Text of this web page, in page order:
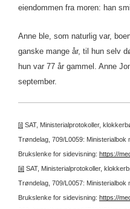
eiendommen fra moren: han
Anne ble, som naturlig var,
ganske mange år, til hun selv
hun var 77 år gammel. Anne
september.
[i] SAT, Ministerialprotokoller,
Trøndelag, 709/L0059: Ministerialbok
Brukslenke for sidevisning: https://
[ii] SAT, Ministerialprotokoller,
Trøndelag, 709/L0057: Ministerialbok
Brukslenke for sidevisning: https://